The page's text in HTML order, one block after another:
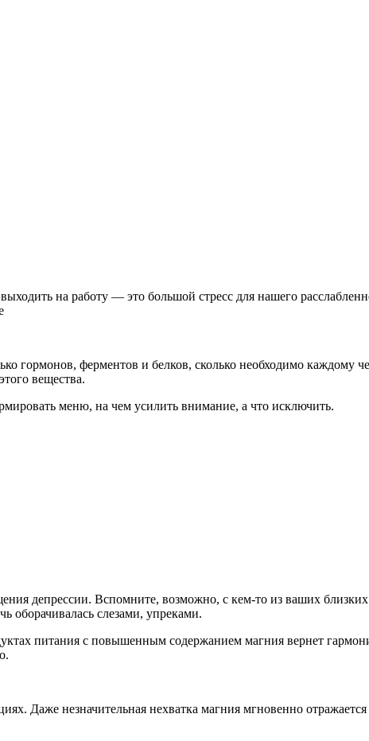
на работу — это большой стресс для нашего
гормонов, ферментов и белков, сколько необходимо каждому
вещества.
меню, на чем усилить внимание, а что исключить.
депрессии. Вспомните, возможно, с кем-то из ваших
оборачивалась слезами, упреками.
питания с повышенным содержанием магния вернет
Даже незначительная нехватка магния мгновенно отражается